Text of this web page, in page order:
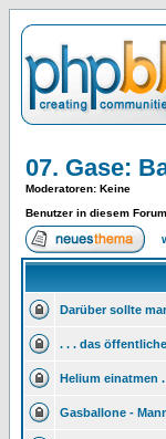
07. Gase:
Moderatoren: Keine
Benutzer in diesem
Darüber sollte
. . . das
Helium einatmen
Gasballone -